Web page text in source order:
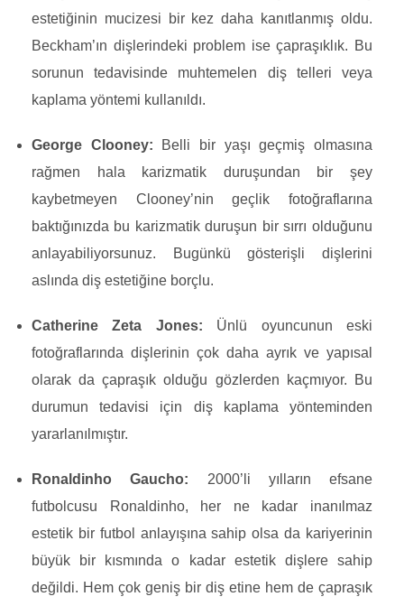
estetiğinin mucizesi bir kez daha kanıtlanmış oldu.
Beckham’ın dişlerindeki problem ise çapraşıklık. Bu
sorunun tedavisinde muhtemelen diş telleri veya
kaplama yöntemi kullanıldı.
George Clooney: Belli bir yaşı geçmiş olmasına
rağmen hala karizmatik duruşundan bir şey
kaybetmeyen Clooney’nin geçlik fotoğraflarına
baktığınızda bu karizmatik duruşun bir sırrı olduğunu
anlayabiliyorsunuz. Bugünkü gösterişli dişlerini
aslında diş estetiğine borçlu.
Catherine Zeta Jones: Ünlü oyuncunun eski
fotoğraflarında dişlerinin çok daha ayrık ve yapısal
olarak da çapraşık olduğu gözlerden kaçmıyor. Bu
durumun tedavisi için diş kaplama yönteminden
yararlanılmıştır.
Ronaldinho Gaucho: 2000’li yılların efsane
futbolcusu Ronaldinho, her ne kadar inanılmaz
estetik bir futbol anlayışına sahip olsa da kariyerinin
büyük bir kısmında o kadar estetik dişlere sahip
değildi. Hem çok geniş bir diş etine hem de çapraşık